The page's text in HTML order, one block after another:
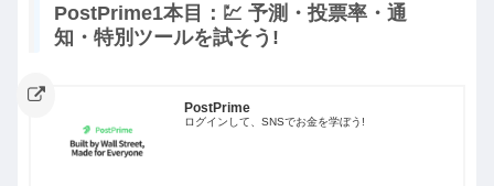
PostPrime1本目：💹 予測・投票率・通
知・特別ツールを試そう!
PostPrime
ログインして、SNSでお金を学ぼう!